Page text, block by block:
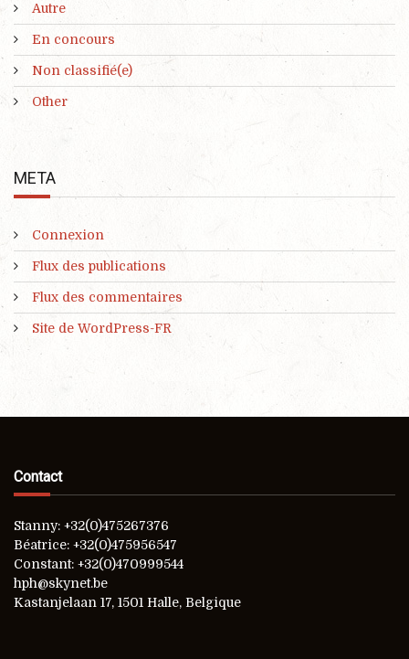
Autre
En concours
Non classifié(e)
Other
META
Connexion
Flux des publications
Flux des commentaires
Site de WordPress-FR
Contact
Stanny: +32(0)475267376
Béatrice: +32(0)475956547
Constant: +32(0)470999544
hph@skynet.be
Kastanjelaan 17, 1501 Halle, Belgique